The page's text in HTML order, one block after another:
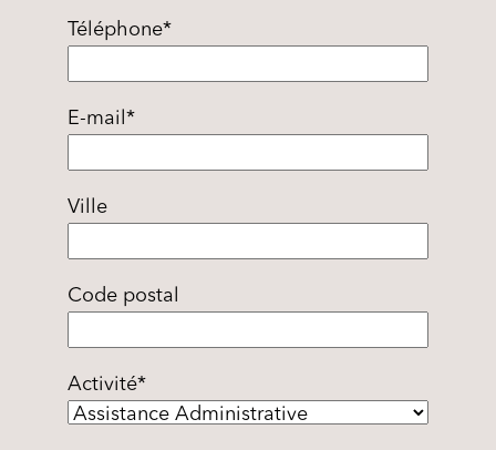
Téléphone*
E-mail *
Ville
Code postal
Activité*